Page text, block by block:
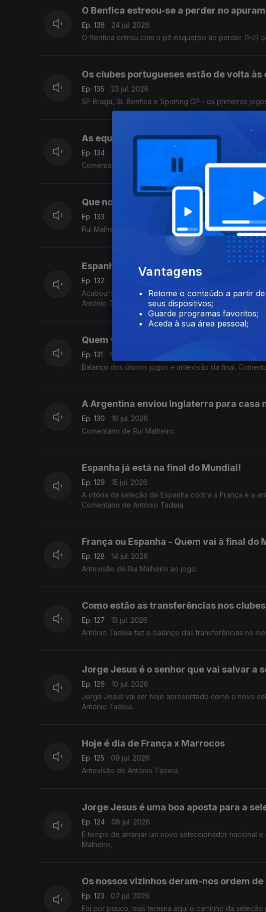
O Benfica estreou-se a perder no
Ep. 136
24 jul. 2026
O Benfica entrou com o pé esquerdo ao perder (1-2)
Os clubes portugueses estão de volta
Ep. 135
23 jul. 2026
SP Braga, SL Benfica e Sporting CP - os primeiros
As equipas portuguesas já estão prontas?
Ep. 134
Comentário de António Tadeia.
Que nota recebe o Mundial de 2026?
Ep. 133
21 jul. 2026
Rui Malheiro faz o balanço final dos pontos positivos
Espanha é a campeã do mundo!
Ep. 132
20 jul. 2026
Acabou! O Mundial de 2026 chegou ontem ao fim
António Tadeia.
Quem vai vencer o Mundial?
Ep. 131
17 jul. 2026
Balanço dos últimos jogos e antevisão da final.
A Argentina enviou Inglaterra para casa
Ep. 130
16 jul. 2026
Comentário de Rui Malheiro.
Espanha já está na final do Mundial!
Ep. 129
15 jul. 2026
A vitória da seleção de Espanha contra a França e a
Comentário de António Tadeia.
França ou Espanha - Quem vai à final do
Ep. 128
14 jul. 2026
Antevisão de Rui Malheiro ao jogo.
Como estão as transferências nos
Ep. 127
13 jul. 2026
António Tadeia faz o balanço das transferências no
Jorge Jesus é o senhor que vai salvar a
Ep. 126
10 jul. 2026
Jorge Jesus vai ser hoje apresentado como o novo
António Tadeia.
Hoje é dia de França x Marrocos
Ep. 125
09 jul. 2026
Antevisão de António Tadeia.
Jorge Jesus é uma boa aposta para a
Ep. 124
08 jul. 2026
É tempo de arranjar um novo seleccionador nacional
Malheiro,
Os nossos vizinhos deram-nos ordem
Ep. 123
07 jul. 2026
Foi por pouco, mas termina aqui o caminho da
Vantagens
Retome o conteúdo a partir
seus dispositivos;
Guarde programas favoritos;
Aceda à sua área pessoal;